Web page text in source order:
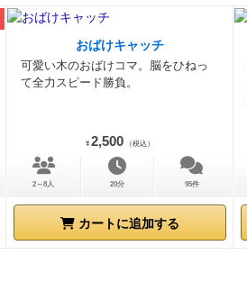
おばけキャッチ
可愛い木のおばけコマ。脳をひねっ
て全力スピード勝負。
¥ 2,500 （税込）
2～8人 20分 95件
カートに追加する